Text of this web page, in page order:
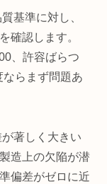
基準に対し、
確認します。
、許容ばらつ
らまず問題あ
が著しく大きい
造上の欠陥が潜
偏差がゼロに近